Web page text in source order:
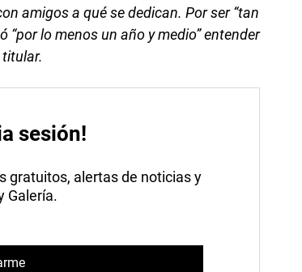
amigos a qué se dedican. Por ser “tan
“por lo menos un año y medio” entender
titular.
sesión!
gratuitos, alertas de noticias y
Galería.